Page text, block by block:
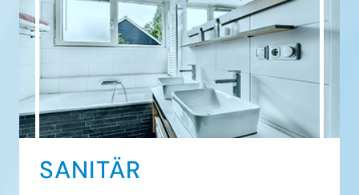
SANITÄR